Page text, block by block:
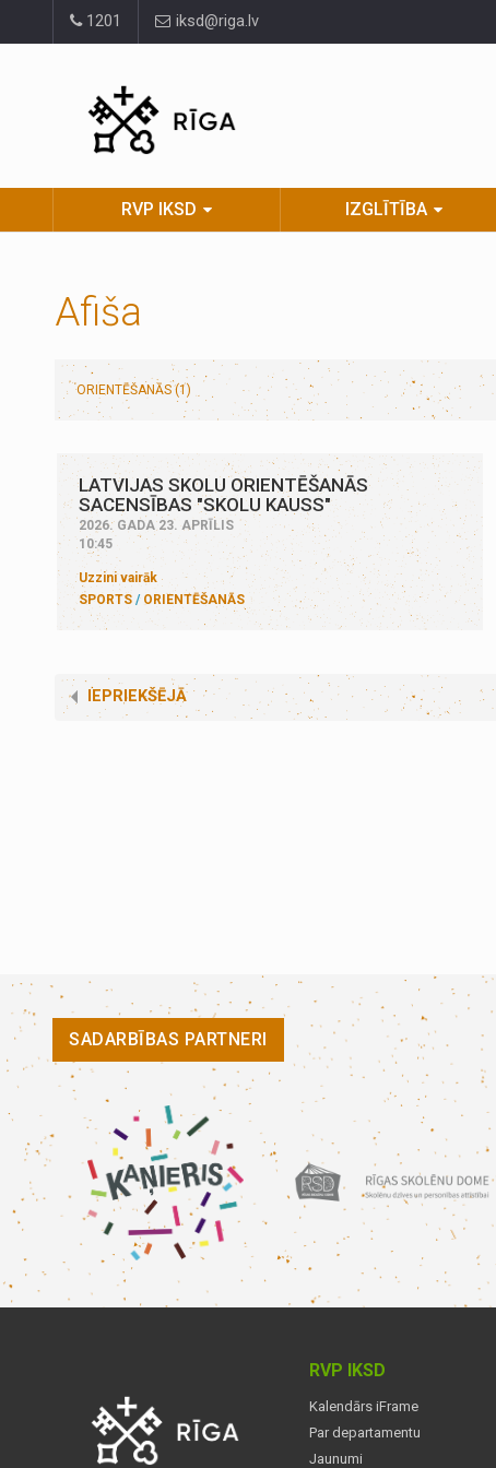
1201 iksd@riga.lv
RVP IKSD IZGLĪTĪBA
Afiša
ORIENTĒŠANĀS (1)
LATVIJAS SKOLU ORIENTĒŠANĀS
SACENSĪBAS "SKOLU KAUSS"
2026. GADA 23. APRĪLIS
10:45
Uzzini vairāk
SPORTS
ORIENTĒŠANĀS
IEPRIEKŠĒJĀ
SADARBĪBAS PARTNERI
RVP IKSD
Kalendārs iFrame
Par departamentu
Jaunumi